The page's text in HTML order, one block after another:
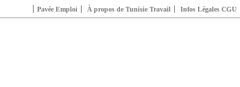
Pavée Emploi À propos de Tunisie Travail Infos Légales CGU